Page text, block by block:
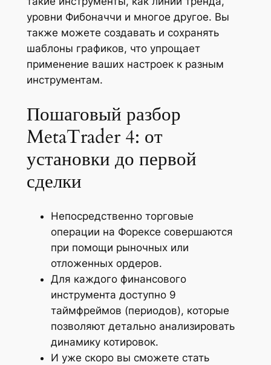
уровни Фибоначчи и многое другое. Вы
также можете создавать и сохранять
шаблоны графиков, что упрощает
применение ваших настроек к разным
инструментам.
Пошаговый разбор
MetaTrader 4: от
установки до первой
сделки
Непосредственно торговые
операции на Форексе совершаются
при помощи рыночных или
отложенных ордеров.
Для каждого финансового
инструмента доступно 9
таймфреймов (периодов), которые
позволяют детально анализировать
динамику котировок.
И уже скоро вы сможете стать